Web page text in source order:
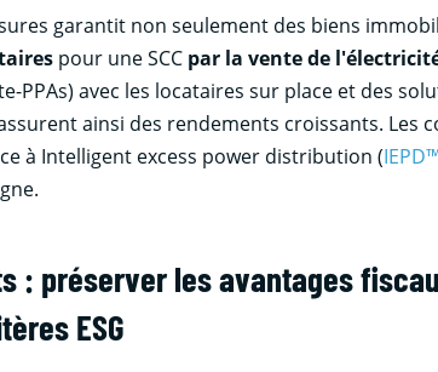
garantit non seulement des biens
pour une SCC par la vente de
PPAs) avec les locataires sur place et des
ainsi des rendements croissants. Les
à Intelligent excess power distribution (
: préserver les avantages
ESG